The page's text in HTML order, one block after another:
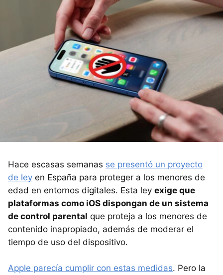
Hace escasas semanas se presentó un proyecto
de ley en España para proteger a los menores de
edad en entornos digitales. Esta ley exige que
plataformas como iOS dispongan de un sistema
de control parental que proteja a los menores de
contenido inapropiado, además de moderar el
tiempo de uso del dispositivo.
Apple parecía cumplir con estas medidas. Pero la